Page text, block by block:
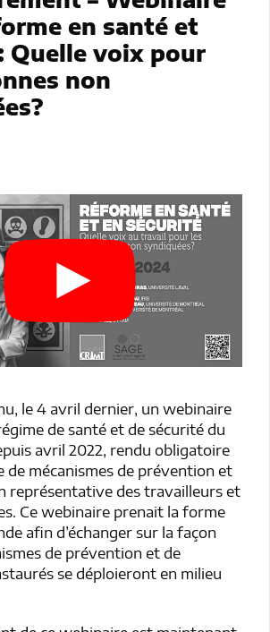
en santé et
Quelle voix pour
non
le 4 avril dernier, un webinaire
de santé et de sécurité du
avril 2022, rendu obligatoire
de mécanismes de prévention et
représentative des travailleurs et
Ce webinaire prenait la forme
afin d’échanger sur la façon
de prévention et de
se déploieront en milieu